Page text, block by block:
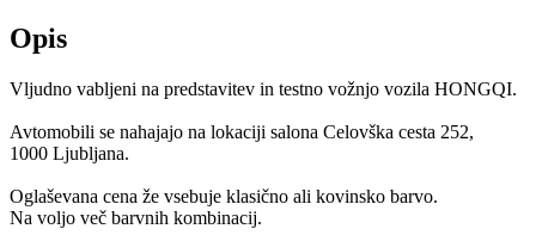
Opis
Vljudno vabljeni na predstavitev in testno vožnjo vozila HONGQI.
Avtomobili se nahajajo na lokaciji salona Celovška cesta 252,
1000 Ljubljana.
Oglaševana cena že vsebuje klasično ali kovinsko barvo.
Na voljo več barvnih kombinacij.